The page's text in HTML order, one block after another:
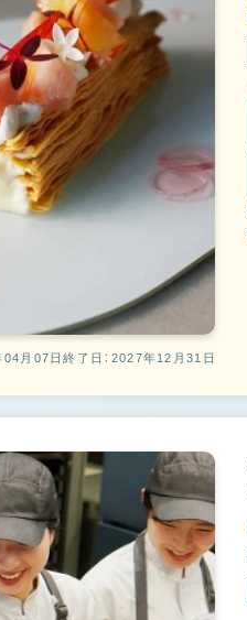
04月07日終了日：2027年12月31日